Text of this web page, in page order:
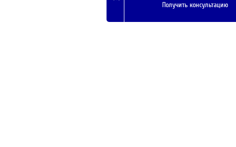
Получить консультацию